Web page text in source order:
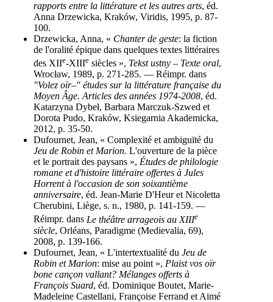
rapports entre la littérature et les autres arts, éd.
Anna Drzewicka, Kraków, Viridis, 1995, p. 87-
100.
Drzewicka, Anna, « Chanter de geste: la fiction
de l'oralité épique dans quelques textes littéraires
des XIIe-XIIIe siècles », Tekst ustny – Texte oral,
Wrocław, 1989, p. 271-285. — Réimpr. dans
"Volez oïr–" études sur la littérature française du
Moyen Âge. Articles des années 1974-2008, éd.
Katarzyna Dybeł, Barbara Marczuk-Szwed et
Dorota Pudo, Kraków, Ksiegarnia Akademicka,
2012, p. 35-50.
Dufournet, Jean, « Complexité et ambiguïté du
Jeu de Robin et Marion. L'ouverture de la pièce
et le portrait des paysans », Études de philologie
romane et d'histoire littéraire offertes à Jules
Horrent à l'occasion de son soixantième
anniversaire, éd. Jean-Marie D'Heur et Nicoletta
Cherubini, Liège, s. n., 1980, p. 141-159. —
Réimpr. dans Le théâtre arrageois au XIIIe
siècle, Orléans, Paradigme (Medievalia, 69),
2008, p. 139-166.
Dufournet, Jean, « L'intertextualité du Jeu de
Robin et Marion: mise au point », Plaist vos oïr
bone cançon vallant? Mélanges offerts à
François Suard, éd. Dominique Boutet, Marie-
Madeleine Castellani, Françoise Ferrand et Aimé